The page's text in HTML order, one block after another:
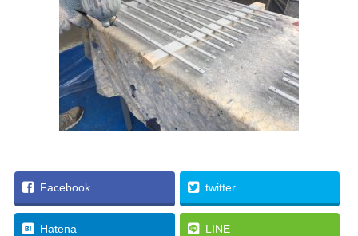
Facebook twitter
Hatena LINE